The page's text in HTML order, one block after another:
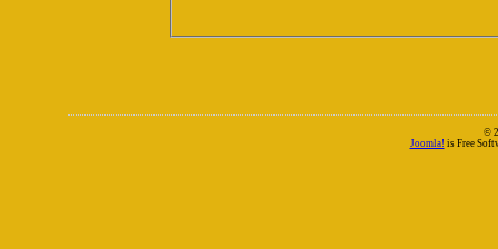
©
Joomla! is Free